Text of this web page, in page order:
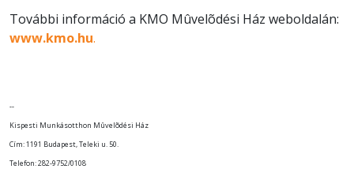
További információ a KMO Mûvelõdési Ház weboldalán:
www.kmo.hu.
--
Kispesti Munkásotthon Mûvelõdési Ház
Cím: 1191 Budapest, Teleki u. 50.
Telefon: 282-9752/0108